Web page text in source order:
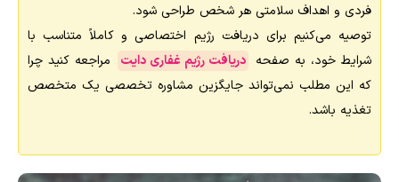
فردی و اهداف سلامتی هر شخص طراحی شود.
توصیه می‌کنیم برای دریافت رژیم اختصاصی و کاملاً متناسب با
شرایط خود، به صفحه دریافت رژیم غفاری دایت
مراجعه کنید چرا
که این مطلب نمی‌تواند جایگزین مشاوره تخصصی یک متخصص
تغذیه باشد.